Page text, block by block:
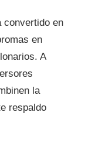
convertido en
en
A
la
respaldo